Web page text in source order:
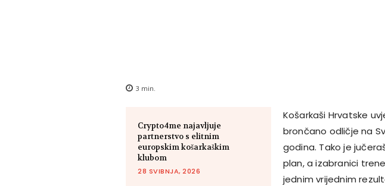
3 min.
Crypto4me najavljuje
partnerstvo s elitnim
europskim košarkaškim
klubom
28 SVIBNJA, 2026
Košarkaši Hrvatske
brončano odličje na
godina. Tako je
plan, a izabranici
jednim vrijednim